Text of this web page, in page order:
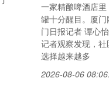
一家精酿啤酒店
罐十分醒目。厦
门日报记者 谭心
记者观察发现，
选择越来越多
2026-08-06